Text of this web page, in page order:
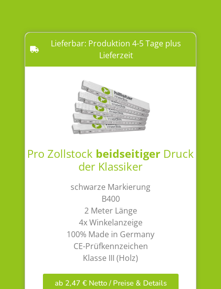
Lieferbar: Produktion 4-5 Tage plus
Lieferzeit
Pro Zollstock beidseitiger Druck
der Klassiker
schwarze Markierung
B400
2 Meter Länge
4x Winkelanzeige
100% Made in Germany
CE-Prüfkennzeichen
Klasse III (Holz)
ab 2,47 € Netto / Preise & Details